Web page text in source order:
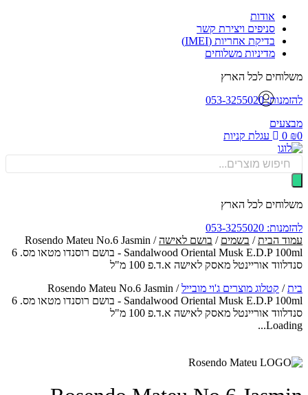
אודות
סניפים ויצירת קשר
בדיקת אחריות (IMEI)
מדיניות משלוחים
לכל הארץ
053-3255020
0
עגלת קניות
לכל הארץ
053-3255020
הבית/בשמים/בושם לאישה
/ Rosendo Mateu No.6 Jasmin
Sandalwood Oriental Musk E.D.P 100ml - בושם רוסנדו מטאו מס. 6
אוריינטל מאסק לאישה א.ד.פ 100 מ"ל
/קטלוג מוצרים ג'וי מובייל/
Rosendo Mateu No.6 Jasmin
Sandalwood Oriental Musk E.D.P 100ml - בושם רוסנדו מטאו מס. 6
אוריינטל מאסק לאישה א.ד.פ 100 מ"ל